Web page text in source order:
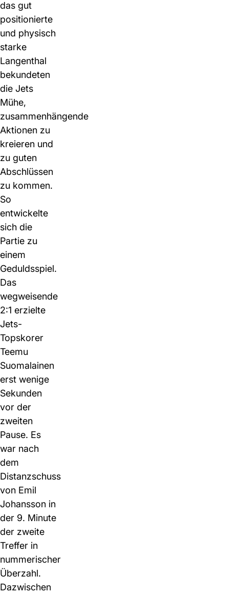
das gut
positionierte
und physisch
starke
Langenthal
bekundeten
die Jets
Mühe,
zusammenhängende
Aktionen zu
kreieren und
zu guten
Abschlüssen
zu kommen.
So
entwickelte
sich die
Partie zu
einem
Geduldsspiel.
Das
wegweisende
2:1 erzielte
Jets-
Topskorer
Teemu
Suomalainen
erst wenige
Sekunden
vor der
zweiten
Pause. Es
war nach
dem
Distanzschuss
von Emil
Johansson in
der 9. Minute
der zweite
Treffer in
nummerischer
Überzahl.
Dazwischen